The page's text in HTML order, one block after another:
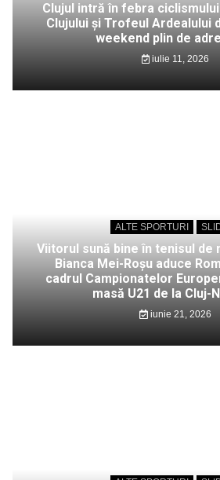
Clujul intră în febra
Clujului și Trofeul Ardealului
weekend plin de
iulie 11, 2026
ALTE SPORTURI
Viitorul sună bine în tenisul de
Bianca Mei-Roșu aduce
cadrul Campionatelor
masă U21 de la Cluj-
iunie 21, 2026